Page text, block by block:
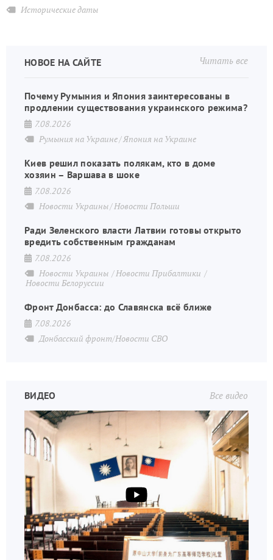
Исторические даты
Читать все
НОВОЕ НА САЙТЕ
Почему Румыния и Япония заинтересованы в
продлении существования украинского режима?
7.08.2026
Румыния на Украине Япония на Украине
Киев решил показать полякам, кто в доме
хозяин – Варшава в шоке
7.08.2026
Новости Украины Новости Польши
Ради Зеленского власти Латвии готовы открыто
вредить собственным гражданам
7.08.2026
Новости Украины
Новости Прибалтики
Новости Белоруссии
Фронт Донбасса: до Славянска всё ближе
7.08.2026
Донбасский фронт/Новости СВО
Все видео
ВИДЕО